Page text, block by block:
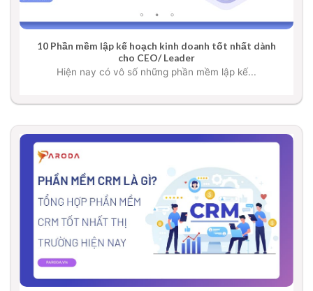
10 Phần mềm lập kế hoạch kinh doanh tốt nhất dành
cho CEO/ Leader
Hiện nay có vô số những phần mềm lập kế...